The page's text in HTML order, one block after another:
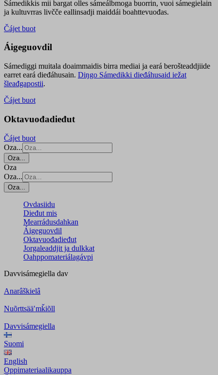
Sámedikkis mii bargat olles sámeálbmoga buorrin, vuoi sámegielain
ja kultuvrras livčče eallinsadji maiddái boahttevuođas.
Čájet buot
Áigeguovdil
Sámediggi muitala doaimmaidis birra mediai ja eará berošteaddjiide
earret eará dieđáhusain. Diŋgo Sámedikki dieđáhusaid iežat
šleađgapostii.
Čájet buot
Oktavuođadieđut
Čájet buot
Oza...
Oza...
Oza
Oza...
Oza...
Ovdasiidu
Dieđut mis
Mearrádusdahkan
Áigeguovdil
Oktavuođadieđut
Jorgaleaddjit ja dulkkat
Oahppomateriálagávpi
Davvisámegiella dav
Anarâškielâ
Nuõrttsääʹmǩiõll
Davvisámegiella
Suomi
English
Oppimateriaalikauppa